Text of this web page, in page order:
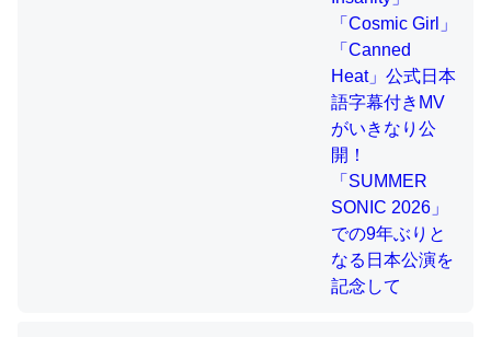
ウチもEchoを実家に置いて４年。でたまに覗いてる。ぼ
ちぼちRingも置こうかと画策中。あと、Googleマップで
位置情報を共有してる。電池残量や充電中かが分かるので
─たまにLINEするくらいだった遠方の父67歳と僕。ITツール導入で
コミュニケーションが劇的に変化した｜tayorini by LIFULL介護